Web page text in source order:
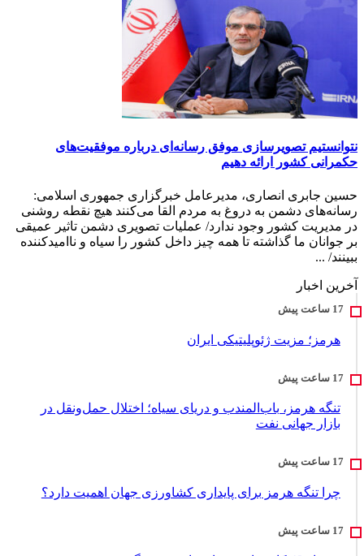
نتوانستیم تصویرسازی موفق رسانه‌ای درباره موفقیت‌های
حکمرانی کشور ارائه دهیم
حسین جابری انصاری، مدیرعامل خبرگزاری جمهوری اسلامی:
رسانه‌های دشمن به دروغ به مردم القا می‌کنند هیچ نقطه روشنی
در مدیریت کشور وجود ندارد/ عملیات تصویری دشمن تاثیر عمیقی
بر جوانان ما گذاشته تا همه چیز داخل کشور را سیاه و ناامیدکننده
ببینند/ ...
آخرین اخبار
هرمز؛ مزیت ژئوپلیتیکی ایران
تنگه هرمز، باب‌المندب و دریای سیاه؛ اختلال حمل‌ونقل در
بازار جهانی نفت
چرا تنگه هرمز برای پایداری کشاورزی جهان اهمیت دارد؟